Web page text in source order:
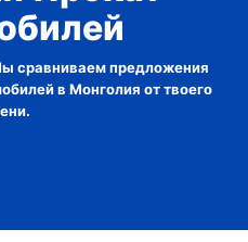
сравниваем предложения
в Монголия от твоего